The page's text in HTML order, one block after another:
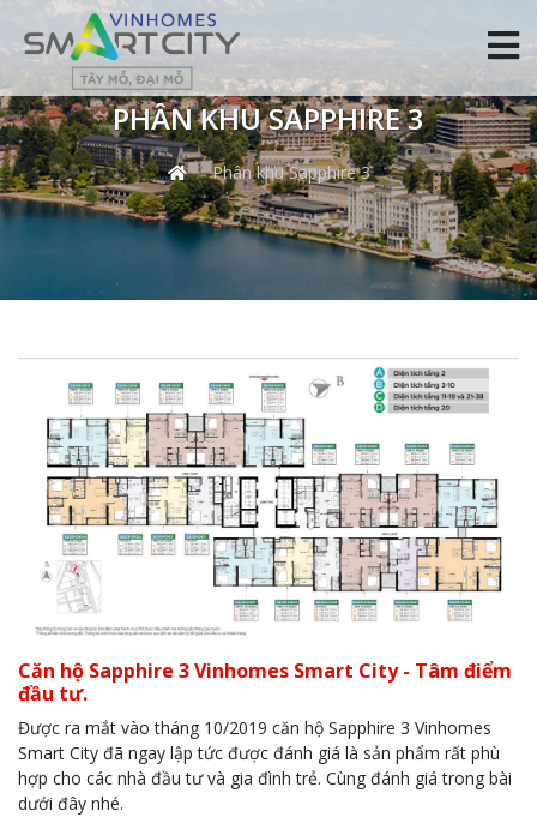
PHÂN KHU SAPPHIRE 3
Phân khu Sapphire 3
Căn hộ Sapphire 3 Vinhomes Smart City - Tâm điểm
đầu tư.
Được ra mắt vào tháng 10/2019 căn hộ Sapphire 3 Vinhomes
Smart City đã ngay lập tức được đánh giá là sản phẩm rất phù
hợp cho các nhà đầu tư và gia đình trẻ. Cùng đánh giá trong bài
dưới đây nhé.